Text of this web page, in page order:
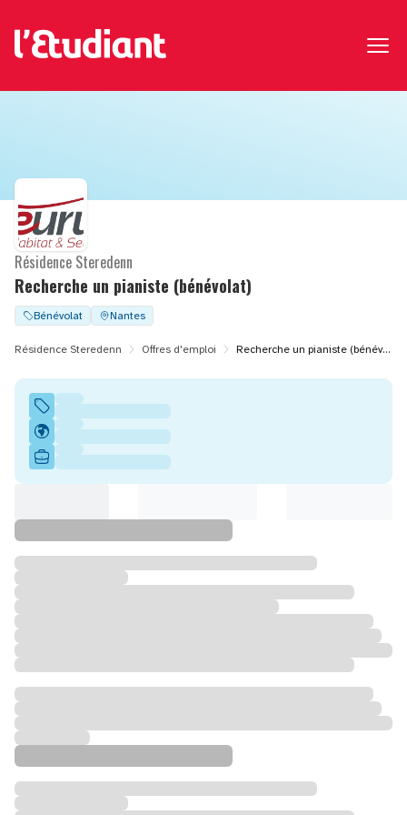
Recherche un pianiste (bénévolat)
Résidence Steredenn
Bénévolat Nantes
Résidence Steredenn Offres d'emploi Recherche un pianiste (bénévolat)